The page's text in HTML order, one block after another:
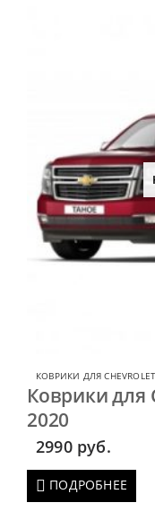
КОВРИКИ ДЛЯ CHEVROLET
Коврики для
2020
2990 руб.
ПОДРОБНЕЕ